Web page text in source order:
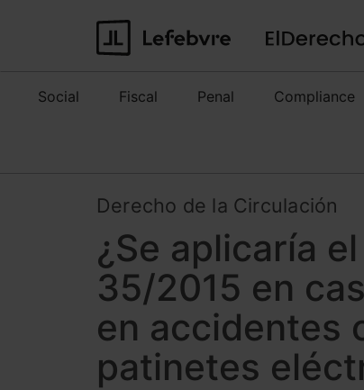
Social Fiscal Penal Compliance
Derecho de la Circulación
¿Se aplicaría
35/2015 en
en accidentes
patinetes